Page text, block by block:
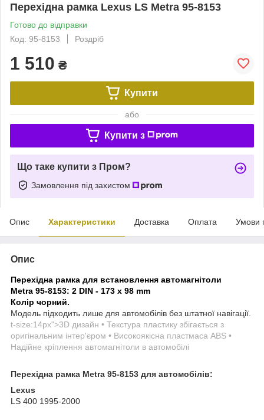
Перехідна рамка Lexus LS Metra 95-8153
Готово до відправки
Код: 95-8153
Роздріб
1 510 ₴
Купити
або
Купити з
Що таке купити з Пром?
Замовлення під захистом
Опис Характеристики Доставка Оплата Умови
Опис
Перехідна рамка для встановлення автомагнітоли
Metra 95-8153: 2 DIN - 173 x 98 mm
Колір чорний.
Модель підходить лише для автомобілів без штатної навігації.
t-size:14px">3D дизайн • Текстура пластику збігається з
оригінальним інтер'єром • Високоякісна пластмаса ABS •
Надійне кріплення автомагнітоли в автомобілі
Перехідна рамка Metra 95-8153 для автомобілів:
Lexus
LS 400 1995-2000